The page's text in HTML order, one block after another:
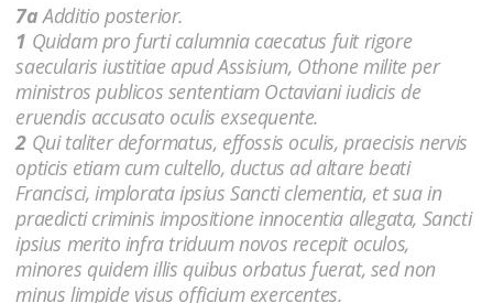
7aAdditio posterior.
1 Quidam pro furti calumnia caecatus fuit rigore
saecularis iustitiae apud Assisium, Othone milite per
ministros publicos sententiam Octaviani iudicis de
eruendis accusato oculis exsequente.
2 Qui taliter deformatus, effossis oculis, praecisis nervis
opticis etiam cum cultello, ductus ad altare beati
Francisci, implorata ipsius Sancti clementia, et sua in
praedicti criminis impositione innocentia allegata, Sancti
ipsius merito infra triduum novos recepit oculos,
minores quidem illis quibus orbatus fuerat, sed non
minus limpide visus officium exercentes.